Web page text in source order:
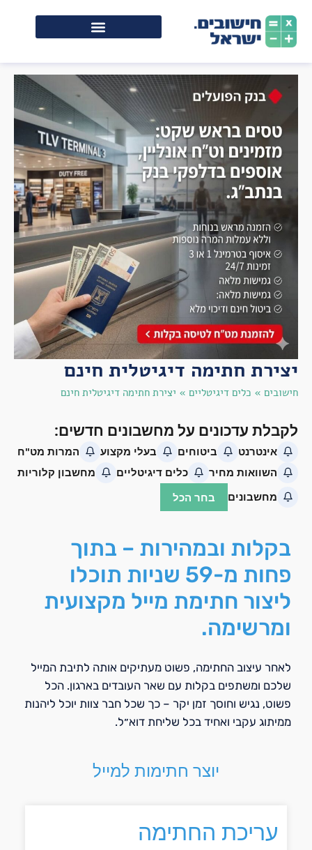
יצירת חתימה דיגיטלית חינם
חישובים » כלים דיגיטליים » יצירת חתימה דיגיטלית חינם
בקלות ובמהירות – בתוך
פחות מ-59 שניות תוכלו
ליצור חתימת מייל מקצועית
ומרשימה.
לאחר עיצוב החתימה, פשוט מעתיקים אותה לתיבת המייל
שלכם ומשתפים בקלות עם שאר העובדים בארגון. הכל
פשוט, נגיש וחוסך זמן יקר – כך שכל חבר צוות יוכל ליהנות
ממיתוג עקבי ואחיד בכל שליחת דוא״ל.
יוצר חתימות למייל
עריכת החתימה